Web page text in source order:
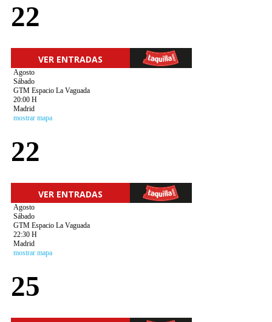
22
VER ENTRADAS
Agosto
Sábado
GTM Espacio La Vaguada
20:00 H
Madrid
mostrar mapa
22
VER ENTRADAS
Agosto
Sábado
GTM Espacio La Vaguada
22:30 H
Madrid
mostrar mapa
25